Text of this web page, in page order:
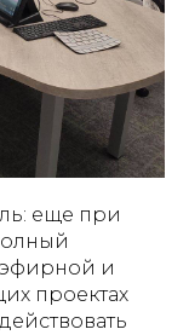
еще при
эфирной и
проектах